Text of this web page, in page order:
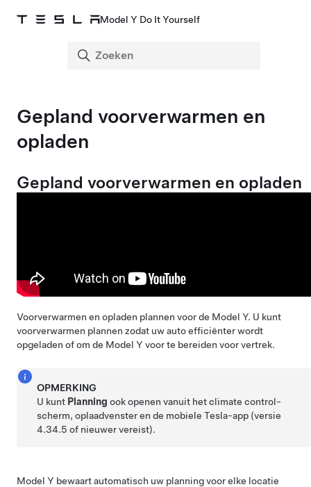
Model Y Do It Yourself
Gepland voorverwarmen en
opladen
Gepland voorverwarmen en opladen
Voorverwarmen en opladen plannen voor de Model Y. U kunt
voorverwarmen plannen zodat uw auto efficiënter wordt
opgeladen of om de Model Y voor te bereiden voor vertrek.
OPMERKING
U kunt Planning ook openen vanuit het climate control-
scherm, oplaadvenster en de mobiele Tesla-app (versie
4.34.5 of nieuwer vereist).
Model Y bewaart automatisch uw planning voor elke locatie